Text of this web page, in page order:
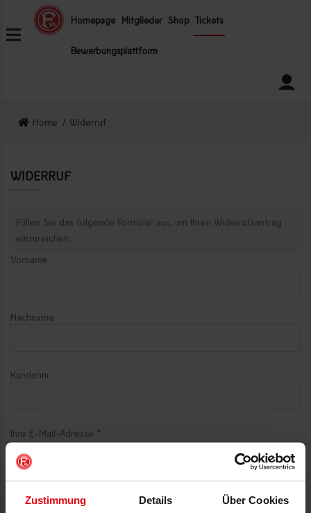
Zustimmung Details Über Cookies
ZUM INHALT SPRINGEN
Homepage Mitglieder Shop Tickets
Bewerbungsplattform
Home Widerruf
WIDERRUF
Füllen Sie das folgende Formular aus, um Ihren Widerrufsantrag
einzureichen.
Vorname
Nachname
Kundennr.
Ihre E-Mail-Adresse